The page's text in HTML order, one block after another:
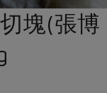
沖泡飲品
惠案
能源議題
減塑減廢
塊(張博